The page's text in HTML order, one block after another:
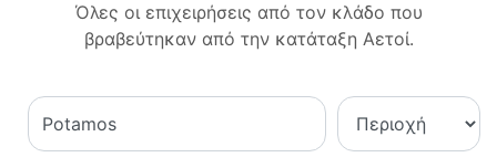
Όλες οι επιχειρήσεις από τον κλάδο που
βραβεύτηκαν από την κατάταξη Αετοί.